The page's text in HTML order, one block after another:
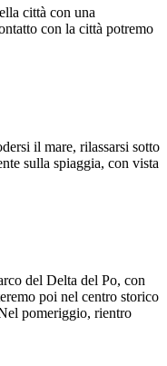
città con una
con la città potremo
il mare, rilassarsi sotto
sulla spiaggia, con vista
del Delta del Po, con
poi nel centro storico
pomeriggio, rientro